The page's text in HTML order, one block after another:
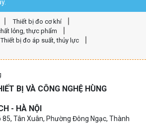
Thiết bị đo cơ khí
lỏng, thực phẩm
Thiết bị đo áp suất, thủy lực
BỊ VÀ CÔNG NGHỆ HÙNG
- HÀ NỘI
85, Tân Xuân, Phường Đông Ngạc, Thành